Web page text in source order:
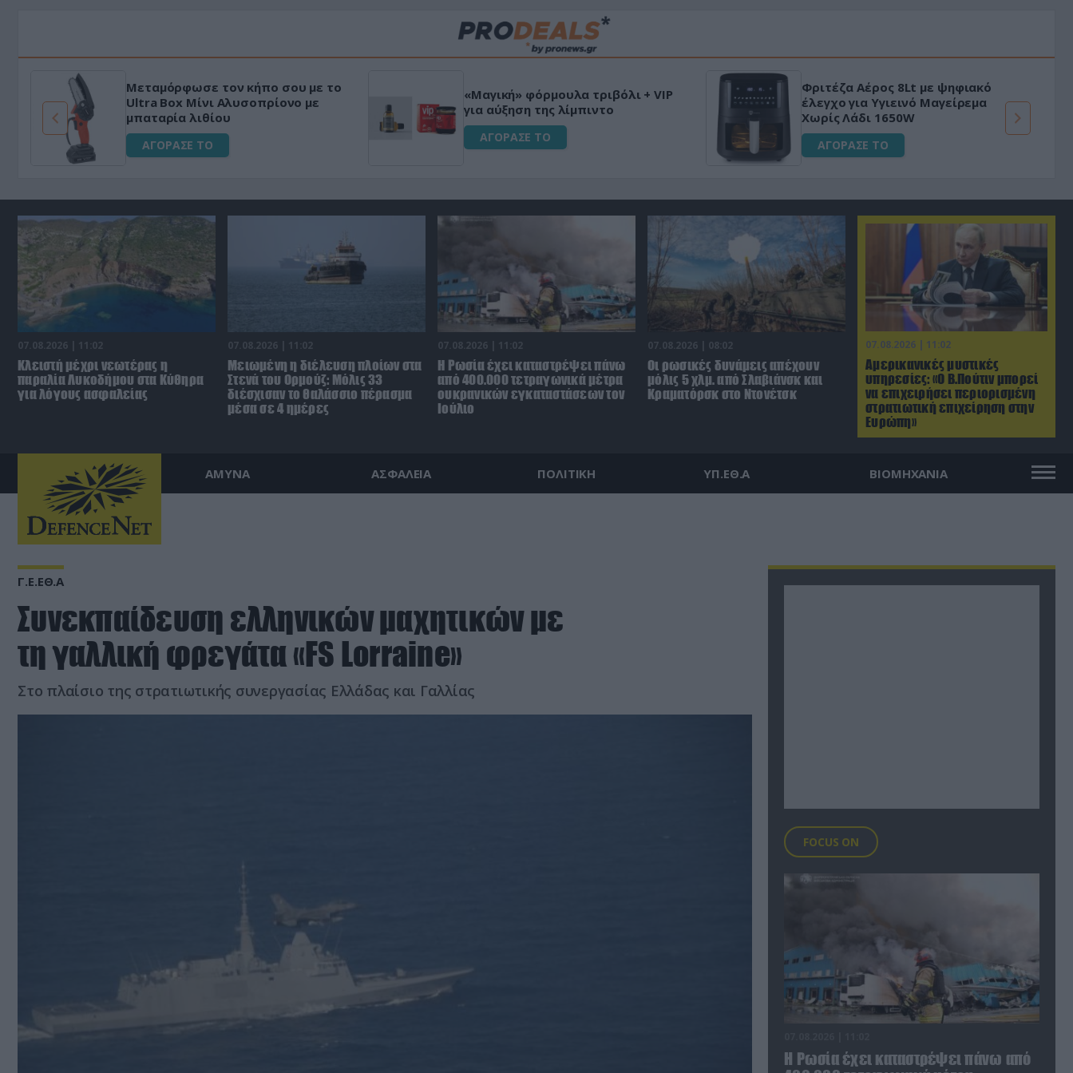
Μεταμόρφωσε τον κήπο σου με το
Ultra Box Μίνι Αλυσοπρίονο με
μπαταρία λιθίου
ΑΓΟΡΑΣΕ ΤΟ
«Μαγική» φόρμουλα τριβόλι + VIP
για αύξηση της λίμπιντο
ΑΓΟΡΑΣΕ ΤΟ
Φριτέζα Αέρος 8Lt με ψηφιακό
έλεγχο για Υγιεινό Μαγείρεμα
Χωρίς Λάδι 1650W
ΑΓΟΡΑΣΕ ΤΟ
07.08.2026 | 11:02
Αμερικανικές μυστικές
υπηρεσίες: «Ο Β.Πούτιν μπορεί
να επιχειρήσει περιορισμένη
στρατιωτική επιχείρηση στην
Ευρώπη»
07.08.2026 | 11:02
Κλειστή μέχρι νεωτέρας η
παραλία Λυκοδήμου στα Κύθηρα
για λόγους ασφαλείας
07.08.2026 | 11:02
Μειωμένη η διέλευση πλοίων στα
Στενά του Ορμούζ: Μόλις 33
διέσχισαν το θαλάσσιο πέρασμα
μέσα σε 4 ημέρες
07.08.2026 | 11:02
Η Ρωσία έχει καταστρέψει πάνω
από 400.000 τετραγωνικά μέτρα
ουκρανικών εγκαταστάσεων τον
Ιούλιο
07.08.2026 | 08:02
Οι ρωσικές δυνάμεις απέχουν
μόλις 5 χλμ. από Σλαβιάνσκ και
Κραματόρσκ στο Ντονέτσκ
ΑΜΥΝΑ ΑΣΦΑΛΕΙΑ ΠΟΛΙΤΙΚΗ ΥΠ.ΕΘ.Α ΒΙΟΜΗΧΑΝΙΑ
Γ.Ε.ΕΘ.Α
Συνεκπαίδευση ελληνικών μαχητικών με
τη γαλλική φρεγάτα «FS Lorraine»
Στο πλαίσιο της στρατιωτικής συνεργασίας Ελλάδας και Γαλλίας
FOCUS ON
Η Ρωσία έχει καταστρέψει πάνω από